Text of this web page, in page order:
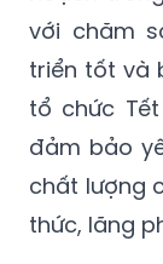
với chăm
triển tốt và
tổ chức
đảm bảo
chất lượng
thức, lãng